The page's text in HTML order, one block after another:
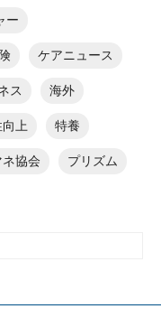
ー
ケアニュース
ス 海外
向上 特養
協会 プリズム